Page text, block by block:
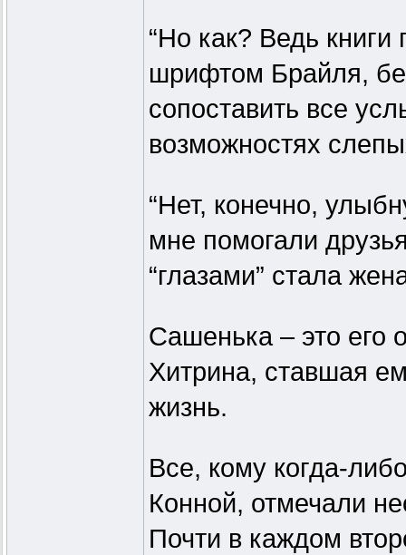
“Но как? Ведь
шрифтом Брайля,
сопоставить все
возможностях
“Нет, конечно,
мне помогали
“глазами” стала
Сашенька – это его
Хитрина, ставшая
жизнь.
Все, кому когда-
Конной, отмечали
Почти в каждом